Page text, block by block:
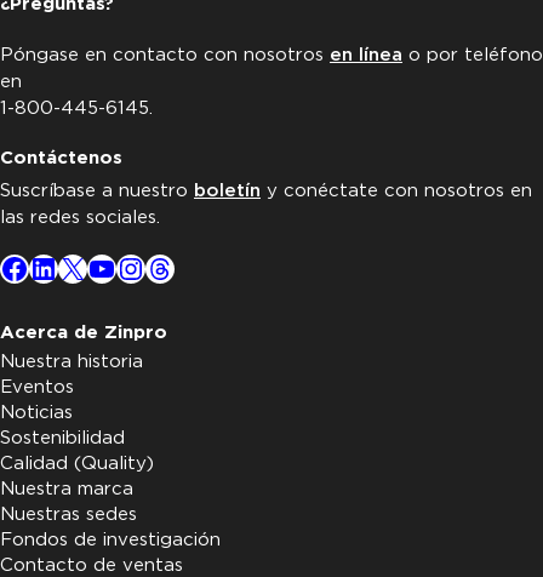
Póngase en contacto con nosotros en línea o por teléfono
en
1-800-445-6145.
Contáctenos
Suscríbase a nuestro boletín y conéctate con nosotros en
las redes sociales.
Facebook
LinkedIn
X YouTube
Instagram
Threads
Acerca de Zinpro
Nuestra historia
Eventos
Noticias
Sostenibilidad
Calidad (Quality)
Nuestra marca
Nuestras sedes
Fondos de investigación
Contacto de ventas